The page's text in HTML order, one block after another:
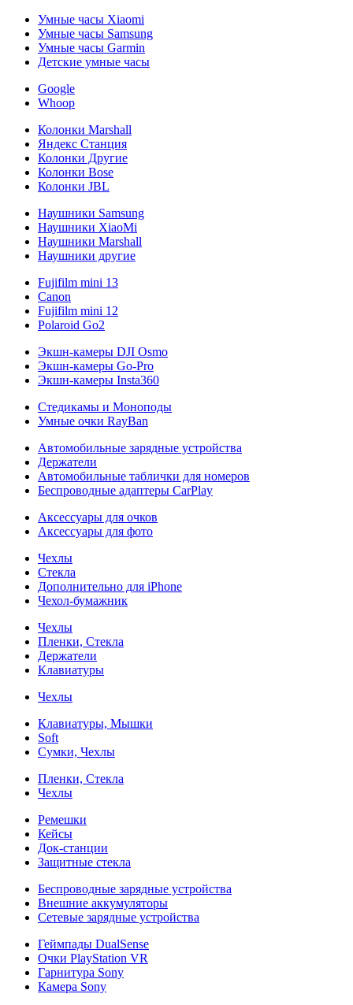
Умные часы Xiaomi
Умные часы Samsung
Умные часы Garmin
Детские умные часы
Google
Whoop
Колонки Marshall
Яндекс Станция
Колонки Другие
Колонки Bose
Колонки JBL
Наушники Samsung
Наушники XiaoMi
Наушники Marshall
Наушники другие
Fujifilm mini 13
Canon
Fujifilm mini 12
Polaroid Go2
Экшн-камеры DJI Osmo
Экшн-камеры Go-Pro
Экшн-камеры Insta360
Стедикамы и Моноподы
Умные очки RayBan
Автомобильные зарядные устройства
Держатели
Автомобильные таблички для номеров
Беспроводные адаптеры CarPlay
Аксессуары для очков
Аксессуары для фото
Чехлы
Стекла
Дополнительно для iPhone
Чехол-бумажник
Чехлы
Пленки, Стекла
Держатели
Клавиатуры
Чехлы
Клавиатуры, Мышки
Soft
Сумки, Чехлы
Пленки, Стекла
Чехлы
Ремешки
Кейсы
Док-станции
Защитные стекла
Беспроводные зарядные устройства
Внешние аккумуляторы
Сетевые зарядные устройства
Геймпады DualSense
Очки PlayStation VR
Гарнитура Sony
Камера Sony